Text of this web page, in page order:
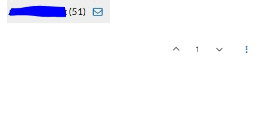
1